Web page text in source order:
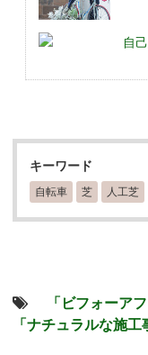
自
キーワード
自転車 芝 人工芝
「ビフォーア
「ナチュラルな施工